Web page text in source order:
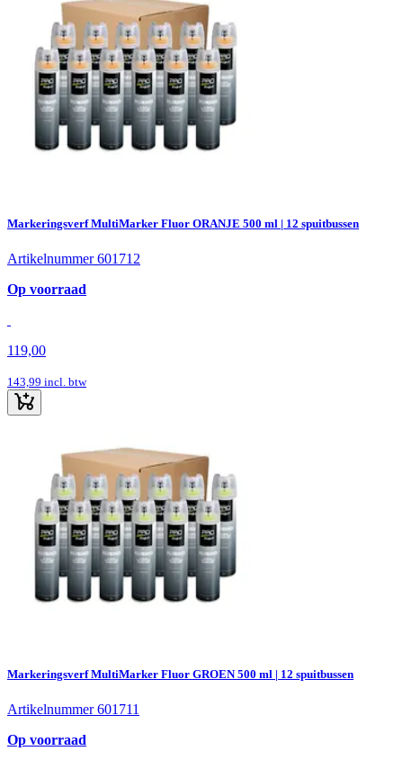
Markeringsverf MultiMarker Fluor ORANJE 500 ml | 12 spuitbussen
Artikelnummer 601712
Op voorraad
119,00
143,99 incl. btw
Markeringsverf MultiMarker Fluor GROEN 500 ml | 12 spuitbussen
Artikelnummer 601711
Op voorraad